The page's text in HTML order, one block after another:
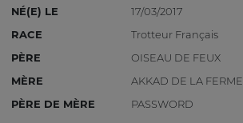
NÉ(E) LE
17/03/2017
RACE
Trotteur Français
PÈRE
OISEAU DE FEUX
MÈRE
AKKAD DE LA FERME
PÈRE DE MÈRE
PASSWORD